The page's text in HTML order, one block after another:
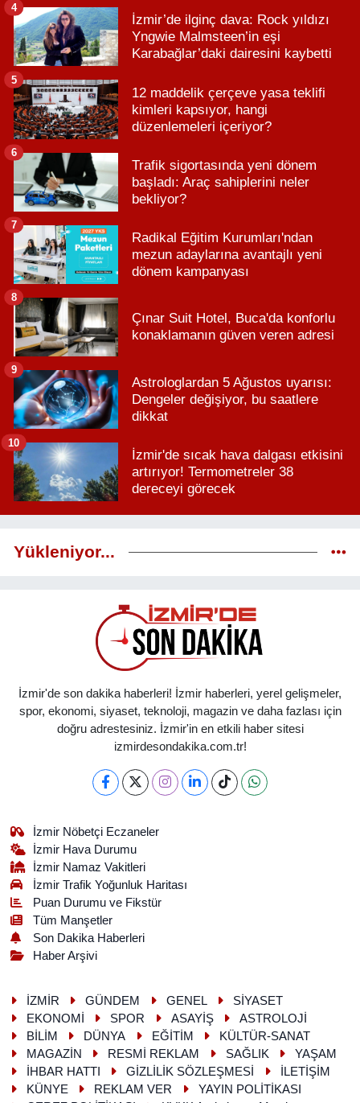
İzmir’de ilginç dava: Rock yıldızı
Yngwie Malmsteen’in eşi
Karabağlar’daki dairesini kaybetti
4
12 maddelik çerçeve yasa teklifi
kimleri kapsıyor, hangi
düzenlemeleri içeriyor?
5
Trafik sigortasında yeni dönem
başladı: Araç sahiplerini neler
bekliyor?
6
Radikal Eğitim Kurumları'ndan
mezun adaylarına avantajlı yeni
dönem kampanyası
7
Çınar Suit Hotel, Buca'da konforlu
konaklamanın güven veren adresi
8
Astrologlardan 5 Ağustos uyarısı:
Dengeler değişiyor, bu saatlere
dikkat
9
İzmir'de sıcak hava dalgası etkisini
artırıyor! Termometreler 38
dereceyi görecek
10
Yükleniyor...
İzmir'de son dakika haberleri! İzmir haberleri, yerel gelişmeler,
spor, ekonomi, siyaset, teknoloji, magazin ve daha fazlası için
doğru adrestesiniz. İzmir'in en etkili haber sitesi
izmirdesondakika.com.tr!
İzmir Nöbetçi Eczaneler
İzmir Hava Durumu
İzmir Namaz Vakitleri
İzmir Trafik Yoğunluk Haritası
Puan Durumu ve Fikstür
Tüm Manşetler
Son Dakika Haberleri
Haber Arşivi
İZMİR GÜNDEM GENEL
SİYASET
EKONOMİ
SPOR ASAYİŞ
ASTROLOJİ
BİLİM
DÜNYA EĞİTİM
KÜLTÜR-SANAT
MAGAZİN
RESMİ REKLAM SAĞLIK
YAŞAM
İHBAR HATTI
GİZLİLİK SÖZLEŞMESİ
İLETİŞİM
KÜNYE
REKLAM VER
YAYIN POLİTİKASI